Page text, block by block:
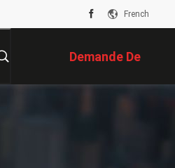
French
Demande De
Soumission